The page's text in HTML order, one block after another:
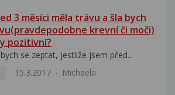
3 měsíci měla trávu a šla bych
krevní či moči)
pozitivní?
se zeptat, jestliže jsem před...
15.3.2017 Michaela